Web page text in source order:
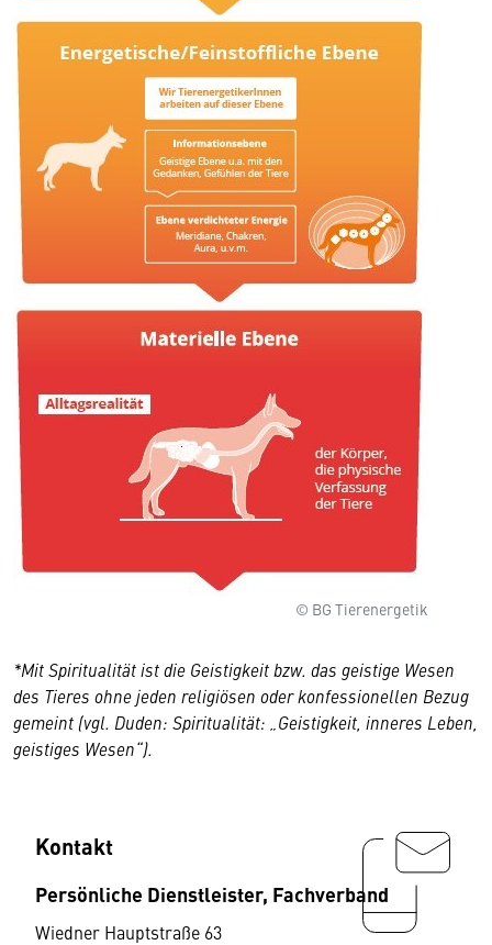
© BG Tierenergetik
*Mit Spiritualität ist die Geistigkeit bzw. das geistige Wesen
des Tieres ohne jeden religiösen oder konfessionellen Bezug
gemeint (vgl. Duden: Spiritualität: „Geistigkeit, inneres Leben,
geistiges Wesen“).
Kontakt
Persönliche Dienstleister, Fachverband
Wiedner Hauptstraße 63